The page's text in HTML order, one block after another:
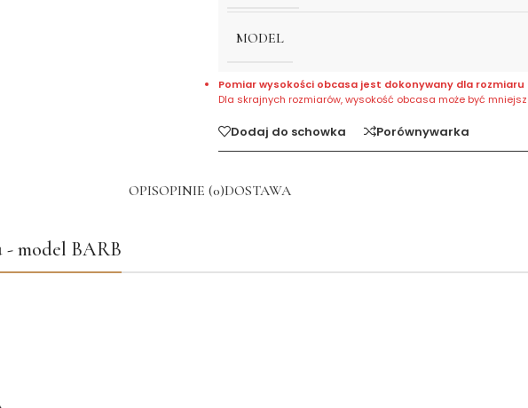
MODEL
Pomiar wysokości obcasa jest dokonywany dla rozmiaru
Dla skrajnych rozmiarów, wysokość obcasa może być
Dodaj do schowka Porównywarka
OPISOPINIE (0)DOSTAWA
- model BARB